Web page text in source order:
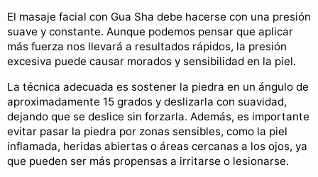
El masaje facial con Gua Sha debe hacerse con una presión
suave y constante. Aunque podemos pensar que aplicar
más fuerza nos llevará a resultados rápidos, la presión
excesiva puede causar morados y sensibilidad en la piel.
La técnica adecuada es sostener la piedra en un ángulo de
aproximadamente 15 grados y deslizarla con suavidad,
dejando que se deslice sin forzarla. Además, es importante
evitar pasar la piedra por zonas sensibles, como la piel
inflamada, heridas abiertas o áreas cercanas a los ojos, ya
que pueden ser más propensas a irritarse o lesionarse.